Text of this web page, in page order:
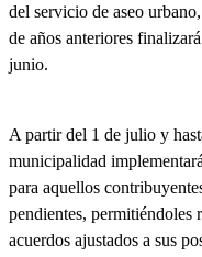
del servicio de aseo
de años anteriores
junio.
A partir del 1 de julio y
municipalidad
para aquellos
pendientes, permitiéndoles
acuerdos ajustados a sus